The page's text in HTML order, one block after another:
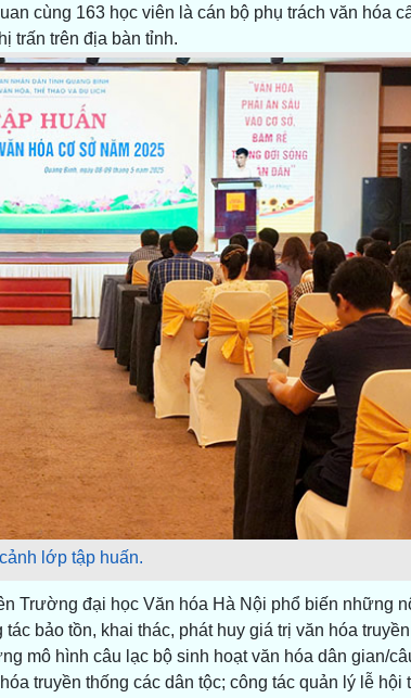
cùng 163 học viên là cán bộ phụ trách văn hóa
trấn trên địa bàn tỉnh.
lớp tập huấn.
Trường đại học Văn hóa Hà Nội phổ biến những
bảo tồn, khai thác, phát huy giá trị văn hóa
mô hình câu lạc bộ sinh hoạt văn hóa dân gian/
truyền thống các dân tộc; công tác quản lý lễ hội